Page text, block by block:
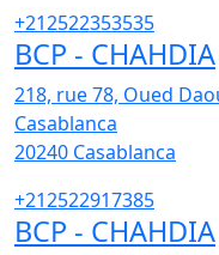
+212522353535
BCP - CHAHDIA
218, rue 78, Oued
Casablanca
20240 Casablanca
+212522917385
BCP - CHAHDIA